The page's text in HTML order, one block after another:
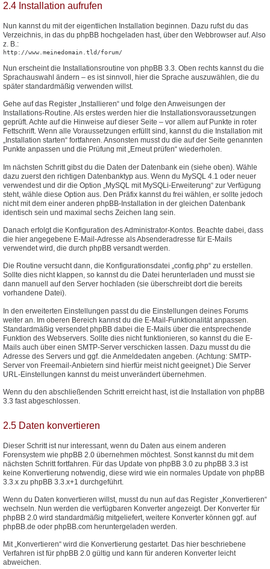
2.4 Installation aufrufen
Nun kannst du mit der eigentlichen Installation beginnen. Dazu rufst du das
Verzeichnis, in das du phpBB hochgeladen hast, über den Webbrowser auf. Also
z. B.:
http://www.meinedomain.tld/forum/
Nun erscheint die Installationsroutine von phpBB 3.3. Oben rechts kannst du die
Sprachauswahl ändern – es ist sinnvoll, hier die Sprache auszuwählen, die du
später standardmäßig verwenden willst.
Gehe auf das Register „Installieren“ und folge den Anweisungen der
Installations-Routine. Als erstes werden hier die Installationsvoraussetzungen
geprüft. Achte auf die Hinweise auf dieser Seite – vor allem auf Punkte in roter
Fettschrift. Wenn alle Voraussetzungen erfüllt sind, kannst du die Installation mit
„Installation starten“ fortfahren. Ansonsten musst du die auf der Seite genannten
Punkte anpassen und die Prüfung mit „Erneut prüfen“ wiederholen.
Im nächsten Schritt gibst du die Daten der Datenbank ein (siehe oben). Wähle
dazu zuerst den richtigen Datenbanktyp aus. Wenn du MySQL 4.1 oder neuer
verwendest und dir die Option „MySQL mit MySQLi-Erweiterung“ zur Verfügung
steht, wähle diese Option aus. Den Präfix kannst du frei wählen, er sollte jedoch
nicht mit dem einer anderen phpBB-Installation in der gleichen Datenbank
identisch sein und maximal sechs Zeichen lang sein.
Danach erfolgt die Konfiguration des Administrator-Kontos. Beachte dabei, dass
die hier angegebene E-Mail-Adresse als Absenderadresse für E-Mails
verwendet wird, die durch phpBB versandt werden.
Die Routine versucht dann, die Konfigurationsdatei „config.php“ zu erstellen.
Sollte dies nicht klappen, so kannst du die Datei herunterladen und musst sie
dann manuell auf den Server hochladen (sie überschreibt dort die bereits
vorhandene Datei).
In den erweiterten Einstellungen passt du die Einstellungen deines Forums
weiter an. Im oberen Bereich kannst du die E-Mail-Funktionalität anpassen.
Standardmäßig versendet phpBB dabei die E-Mails über die entsprechende
Funktion des Webservers. Sollte dies nicht funktionieren, so kannst du die E-
Mails auch über einen SMTP-Server verschicken lassen. Dazu musst du die
Adresse des Servers und ggf. die Anmeldedaten angeben. (Achtung: SMTP-
Server von Freemail-Anbietern sind hierfür meist nicht geeignet.) Die Server
URL-Einstellungen kannst du meist unverändert übernehmen.
Wenn du den abschließenden Schritt erreicht hast, ist die Installation von phpBB
3.3 fast abgeschlossen.
2.5 Daten konvertieren
Dieser Schritt ist nur interessant, wenn du Daten aus einem anderen
Forensystem wie phpBB 2.0 übernehmen möchtest. Sonst kannst du mit dem
nächsten Schritt fortfahren. Für das Update von phpBB 3.0 zu phpBB 3.3 ist
keine Konvertierung notwendig, diese wird wie ein normales Update von phpBB
3.3.x zu phpBB 3.3.x+1 durchgeführt.
Wenn du Daten konvertieren willst, musst du nun auf das Register „Konvertieren“
wechseln. Nun werden die verfügbaren Konverter angezeigt. Der Konverter für
phpBB 2.0 wird standardmäßig mitgeliefert, weitere Konverter können ggf. auf
phpBB.de oder phpBB.com heruntergeladen werden.
Mit „Konvertieren“ wird die Konvertierung gestartet. Das hier beschriebene
Verfahren ist für phpBB 2.0 gültig und kann für anderen Konverter leicht
abweichen.